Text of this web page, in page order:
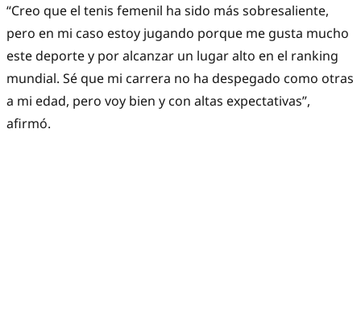
“Creo que el tenis femenil ha sido más sobresaliente,
pero en mi caso estoy jugando porque me gusta mucho
este deporte y por alcanzar un lugar alto en el ranking
mundial. Sé que mi carrera no ha despegado como otras
a mi edad, pero voy bien y con altas expectativas”,
afirmó.